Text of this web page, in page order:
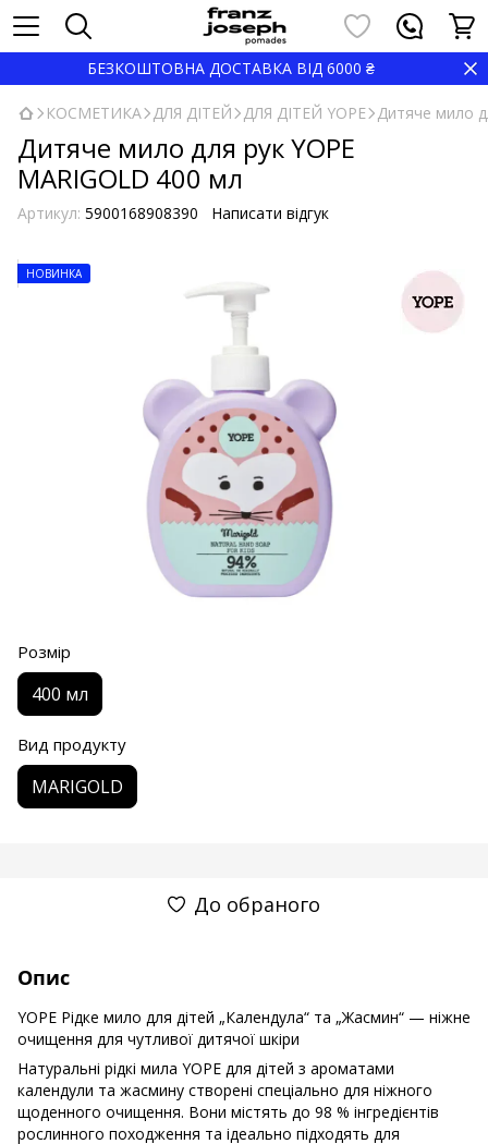
БЕЗКОШТОВНА ДОСТАВКА ВІД 6000 ₴
КОСМЕТИКА ДЛЯ ДІТЕЙ ДЛЯ ДІТЕЙ YOPE Дитяче мило
Дитяче мило для рук YOPE
MARIGOLD 400 мл
Артикул: 5900168908390 Написати відгук
НОВИНКА
Розмір
400 мл
Вид продукту
MARIGOLD
До обраного
Опис
YOPE Рідке мило для дітей „Календула“ та „Жасмин“ — ніжне
очищення для чутливої дитячої шкіри
Натуральні рідкі мила YOPE для дітей з ароматами
календули та жасмину створені спеціально для ніжного
щоденного очищення. Вони містять до 98 % інгредієнтів
рослинного походження та ідеально підходять для